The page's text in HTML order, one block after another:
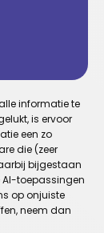
informatie te
is ervoor
een zo
die (zeer
bijgestaan
AI-toepassingen
op onjuiste
neem dan